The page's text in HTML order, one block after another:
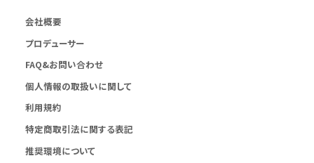
会社概要
プロデューサー
FAQ&お問い合わせ
個人情報の取扱いに関して
利用規約
特定商取引法に関する表記
推奨環境について